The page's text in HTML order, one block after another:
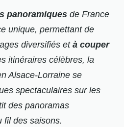
panoramiques de France
unique, permettant de
diversifiés et à couper
itinéraires célèbres, la
Alsace-Lorraine se
spectaculaires sur les
des panoramas
fil des saisons.